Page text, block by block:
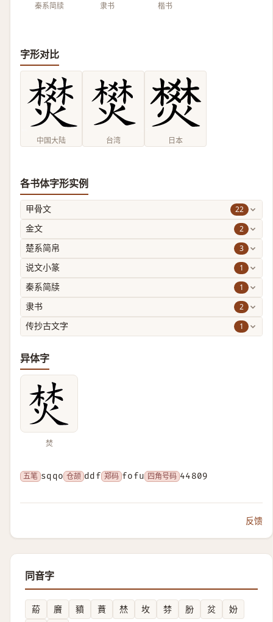
秦系简牍 隶书 楷书
字形对比
中国大陆 台湾 日本
各书体字形实例
甲骨文 22
金文 2
楚系简帛 3
说文小篆 1
秦系简牍 1
隶书 2
传抄古文字 1
异体字
焚
五笔 sqqo 仓颉 ddf 郑码 fofu 四角号码 44809
反馈
同音字
蒶 黂 豶 蕡 㷊 坆 棼 肦 炃
妢